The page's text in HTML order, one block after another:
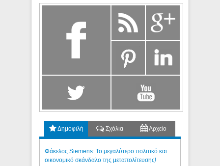
Δημοφιλή Σχόλια Αρχείο
Φάκελος Siemens: Το μεγαλύτερο πολιτικό και
οικονομικό σκάνδαλο της μεταπολίτευσης!